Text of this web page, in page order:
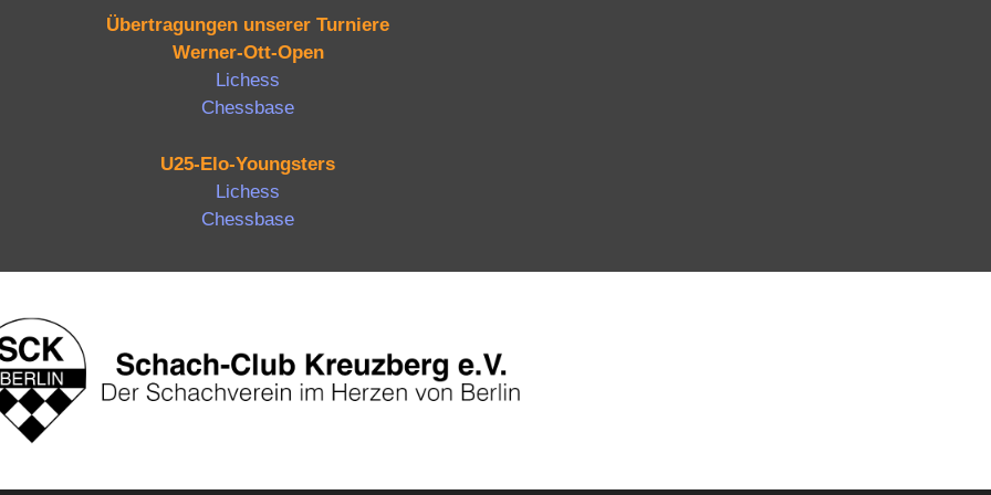
Übertragungen unserer Turniere
Werner-Ott-Open
Lichess
Chessbase
U25-Elo-Youngsters
Lichess
Chessbase